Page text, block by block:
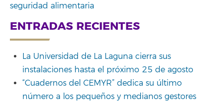
seguridad alimentaria
ENTRADAS RECIENTES
La Universidad de La Laguna cierra sus
instalaciones hasta el próximo 25 de agosto
“Cuadernos del CEMYR” dedica su último
número a los pequeños y medianos gestores